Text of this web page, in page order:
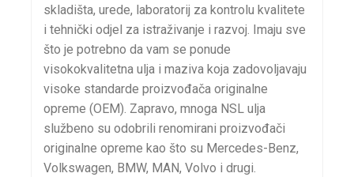
skladišta, urede, laboratorij za kontrolu kvalitete
i tehnički odjel za istraživanje i razvoj. Imaju sve
što je potrebno da vam se ponude
visokokvalitetna ulja i maziva koja zadovoljavaju
visoke standarde proizvođača originalne
opreme (OEM). Zapravo, mnoga NSL ulja
službeno su odobrili renomirani proizvođači
originalne opreme kao što su Mercedes-Benz,
Volkswagen, BMW, MAN, Volvo i drugi.